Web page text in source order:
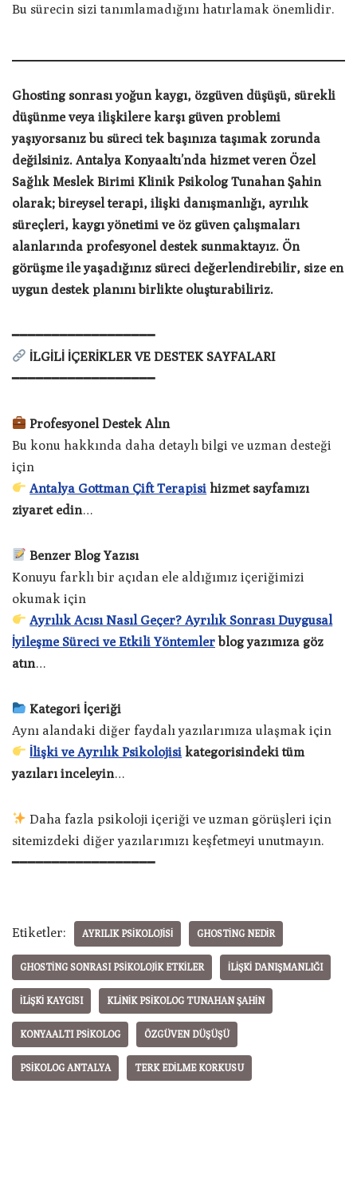
Bu sürecin sizi tanımlamadığını hatırlamak önemlidir.
Ghosting sonrası yoğun kaygı, özgüven düşüşü, sürekli
düşünme veya ilişkilere karşı güven problemi
yaşıyorsanız bu süreci tek başınıza taşımak zorunda
değilsiniz. Antalya Konyaaltı’nda hizmet veren Özel
Sağlık Meslek Birimi Klinik Psikolog Tunahan Şahin
olarak; bireysel terapi, ilişki danışmanlığı, ayrılık
süreçleri, kaygı yönetimi ve öz güven çalışmaları
alanlarında profesyonel destek sunmaktayız. Ön
görüşme ile yaşadığınız süreci değerlendirebilir, size en
uygun destek planını birlikte oluşturabiliriz.
━━━━━━━━━━━━━━━━━━
İLGİLİ İÇERİKLER VE DESTEK SAYFALARI
━━━━━━━━━━━━━━━━━━
Profesyonel Destek Alın
Bu konu hakkında daha detaylı bilgi ve uzman desteği
için
Antalya Gottman Çift Terapisi hizmet sayfamızı
ziyaret edin…
Benzer Blog Yazısı
Konuyu farklı bir açıdan ele aldığımız içeriğimizi
okumak için
Ayrılık Acısı Nasıl Geçer? Ayrılık Sonrası Duygusal
İyileşme Süreci ve Etkili Yöntemlerblog yazımıza göz
atın…
Kategori İçeriği
Aynı alandaki diğer faydalı yazılarımıza ulaşmak için
İlişki ve Ayrılık Psikolojisi kategorisindeki tüm
yazıları inceleyin…
Daha fazla psikoloji içeriği ve uzman görüşleri için
sitemizdeki diğer yazılarımızı keşfetmeyi unutmayın.
━━━━━━━━━━━━━━━━━━
Etiketler: AYRILIK PSIKOLOJISI GHOSTING NEDIR
GHOSTING SONRASI PSIKOLOJIK ETKILER ILIŞKI DANIŞMANLIĞI
ILIŞKI KAYGISI KLINIK PSIKOLOG TUNAHAN ŞAHIN
KONYAALTI PSIKOLOG ÖZGÜVEN DÜŞÜŞÜ
PSIKOLOG ANTALYA TERK EDILME KORKUSU